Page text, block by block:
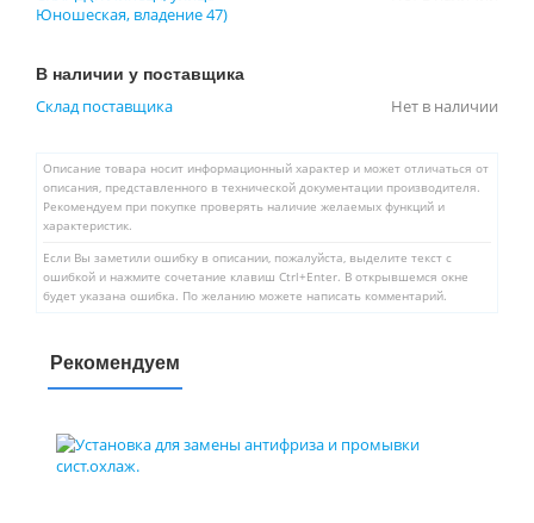
Юношеская, владение 47)
В наличии у поставщика
Склад поставщика Нет в наличии
Описание товара носит информационный характер и может отличаться от
описания, представленного в технической документации производителя.
Рекомендуем при покупке проверять наличие желаемых функций и
характеристик.
Если Вы заметили ошибку в описании, пожалуйста, выделите текст с
ошибкой и нажмите сочетание клавиш Ctrl+Enter. В открывшемся окне
будет указана ошибка. По желанию можете написать комментарий.
Рекомендуем